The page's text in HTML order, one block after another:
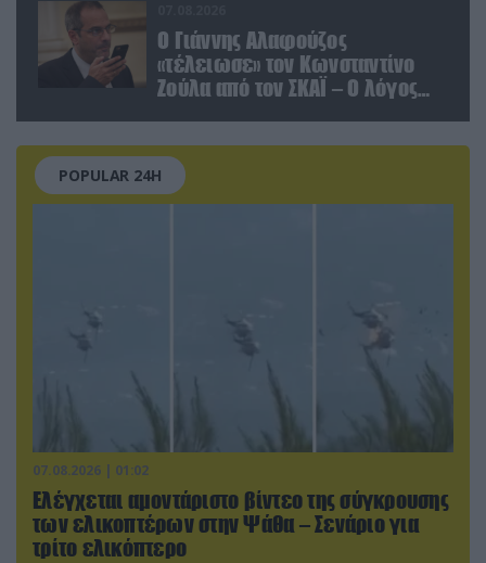
Ο Γιάννης Αλαφούζος
«τέλειωσε» τον Κωνσταντίνο
Ζούλα από τον ΣΚΑΪ – Ο λόγος
POPULAR 24H
07.08.2026 | 01:02
Ελέγχεται αμοντάριστο βίντεο της σύγκρουσης
των ελικοπτέρων στην Ψάθα – Σενάριο για
τρίτο ελικόπτερο